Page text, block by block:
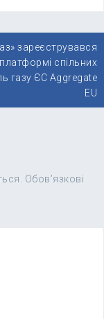
зареєструвався
спільних
газу ЄС Aggregate
EU
Обов’язкові